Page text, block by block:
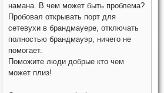
намана. В чем может быть проблема?
Пробовал открывать порт для
сетевухи в брандмауере, отключать
полностью брандмауэр, ничего не
помогает.
Поможите люди добрые кто чем
может плиз!